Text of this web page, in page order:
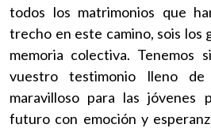
todos los matrimonios que
trecho en este camino, sois los
memoria colectiva. Tenemos
vuestro testimonio lleno
maravilloso para las jóvenes
futuro con emoción y